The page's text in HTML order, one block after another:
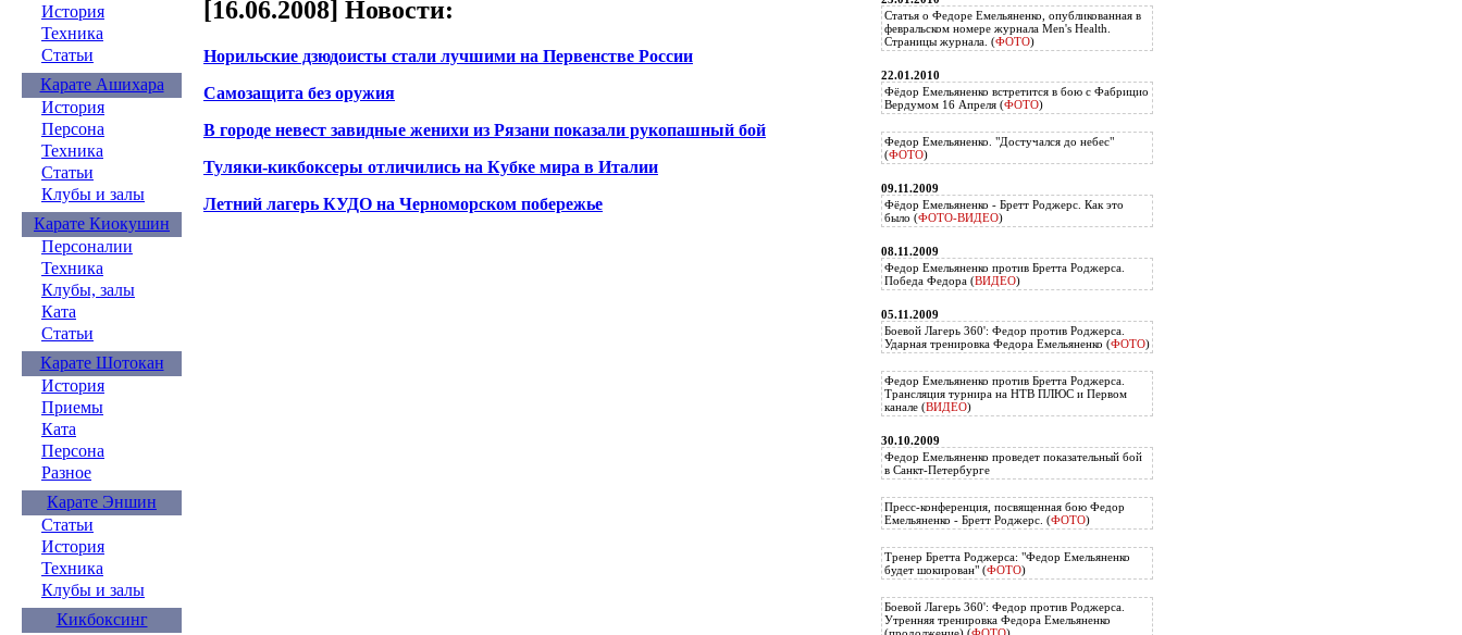
История
Техника
Статьи
Карате Ашихара
История
Персона
Техника
Статьи
Клубы и залы
Карате Киокушин
Персоналии
Техника
Клубы, залы
Ката
Статьи
Карате Шотокан
История
Приемы
Ката
Персона
Разное
Карате Эншин
Статьи
История
Техника
Клубы и залы
Кикбоксинг
[16.06.2008] Новости:
Норильские дзюдоисты стали лучшими на Первенстве России
Самозащита без оружия
В городе невест завидные женихи из Рязани показали рукопашный бой
Туляки-кикбоксеры отличились на Кубке мира в Италии
Летний лагерь КУДО на Черноморском побережье
Статья о Федоре Емельяненко, опубликованная в
февральском номере журнала Men's Health.
Страницы журнала. (ФОТО)
22.01.2010
Фёдор Емельяненко встретится в бою с Фабрицио
Вердумом 16 Апреля (ФОТО)
Федор Емельяненко. "Достучался до небес"
(ФОТО)
09.11.2009
Фёдор Емельяненко - Бретт Роджерс. Как это
было (ФОТО-ВИДЕО)
08.11.2009
Федор Емельяненко против Бретта Роджерса.
Победа Федора (ВИДЕО)
05.11.2009
Боевой Лагерь 360': Федор против Роджерса.
Ударная тренировка Федора Емельяненко (ФОТО)
Федор Емельяненко против Бретта Роджерса.
Трансляция турнира на НТВ ПЛЮС и Первом
канале (ВИДЕО)
30.10.2009
Федор Емельяненко проведет показательный бой
в Санкт-Петербурге
Пресс-конференция, посвященная бою Федор
Емельяненко - Бретт Роджерс. (ФОТО)
Тренер Бретта Роджерса: "Федор Емельяненко
будет шокирован" (ФОТО)
Боевой Лагерь 360': Федор против Роджерса.
Утренняя тренировка Федора Емельяненко